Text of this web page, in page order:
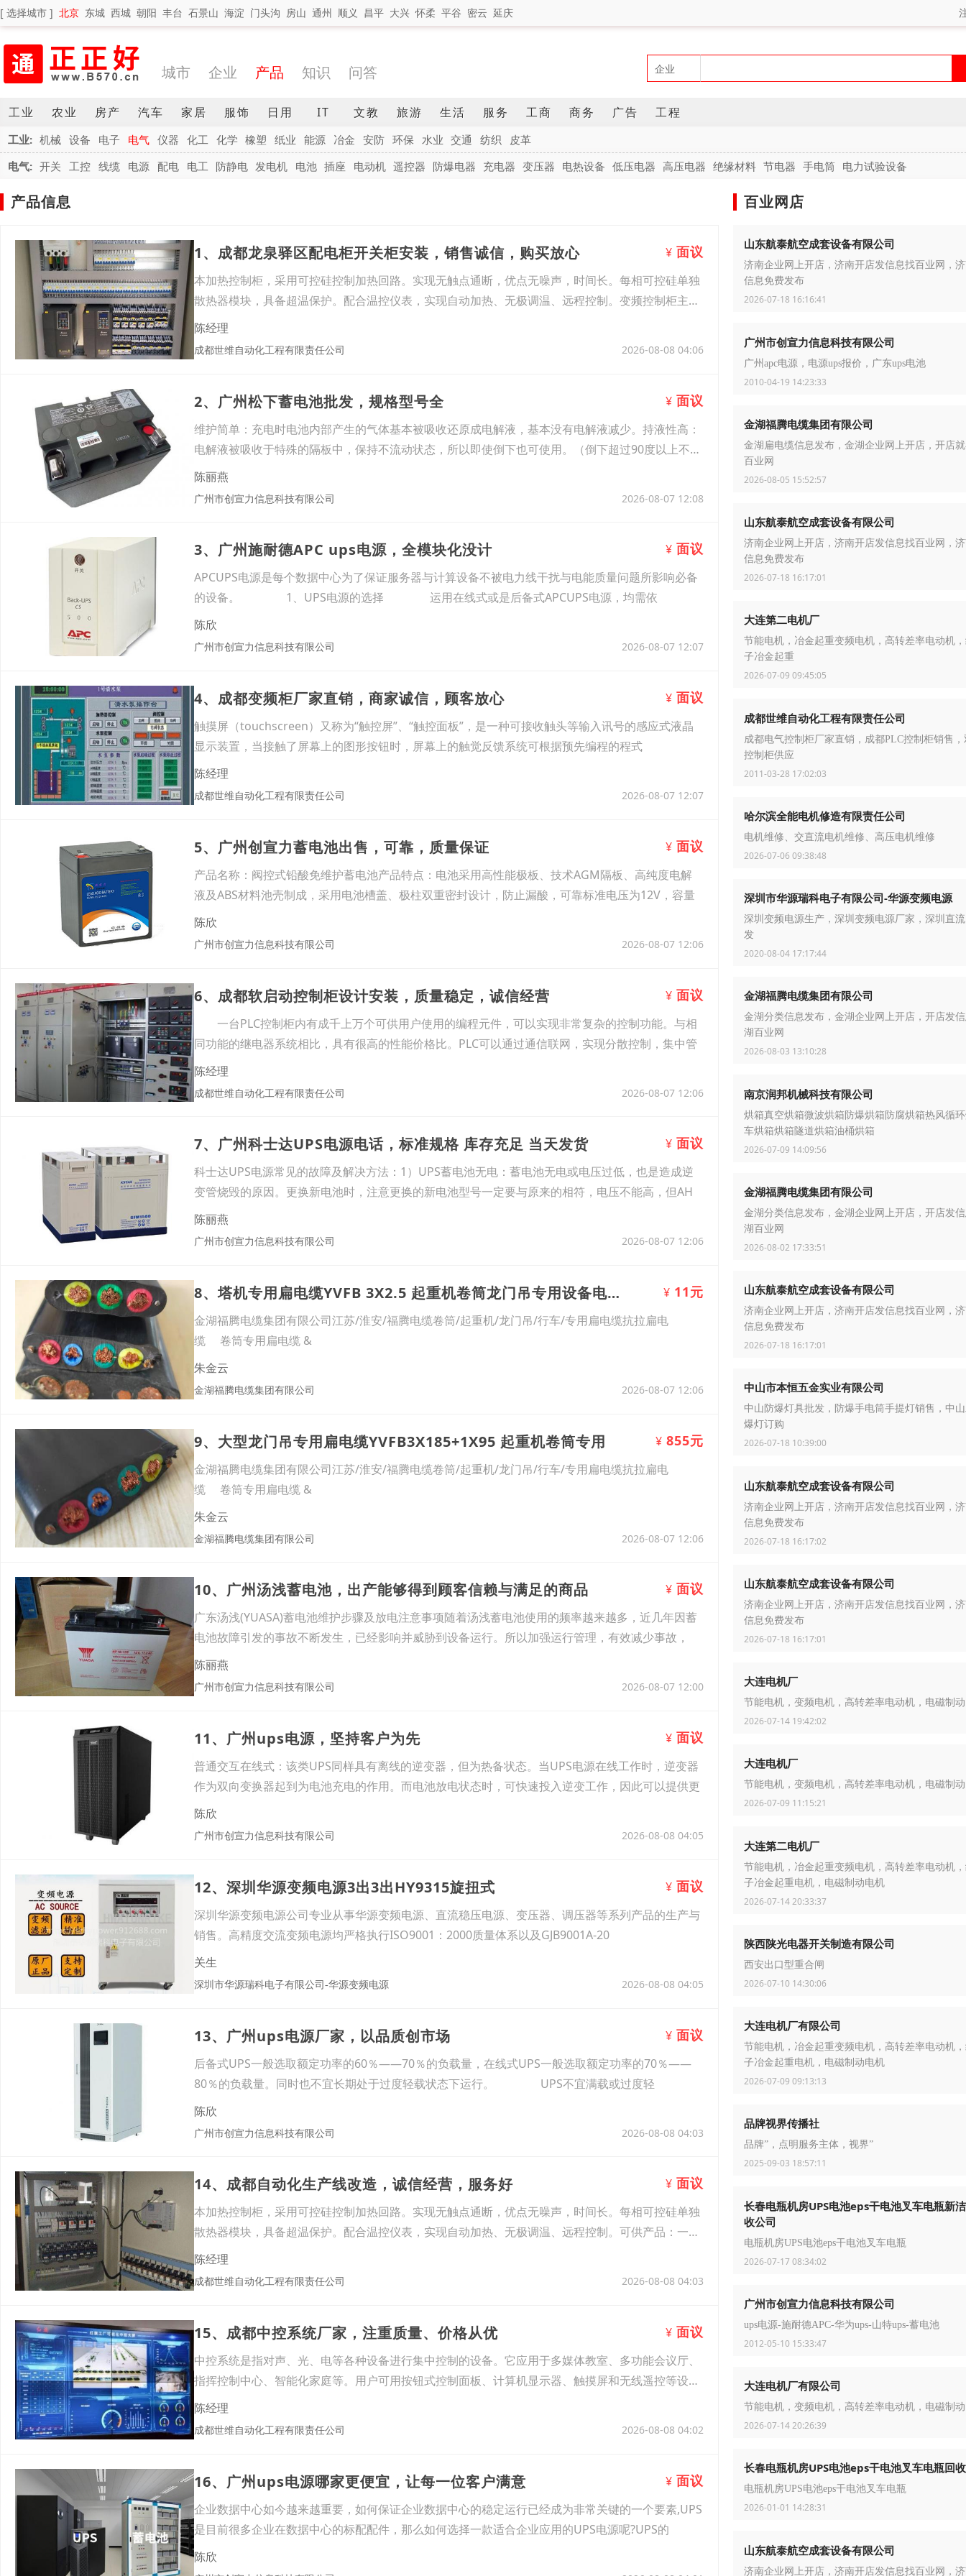
[ 选择城市 ] 北京 东城 西城 朝阳 丰台 石景山 海淀 门头沟 房山 通州 顺义 昌平 大兴 怀柔 平谷 密云 延庆
城市 企业 产品 知识 问答
工业 农业 房产 汽车 家居 服饰 日用 IT 文教 旅游 生活 服务 工商 商务 广告 工程
工业: 机械 设备 电子 电气 仪器 化工 化学 橡塑 纸业 能源 冶金 安防 环保 水业 交通 纺织
皮革
电气: 开关 工控 线缆 电源 配电 电工 防静电 发电机 电池 插座 电动机 遥控器 防爆电器 充电器 变压器 电热设备 低压电器 高压电器 绝缘材料 节电器 手电筒 电力试验设备
产品信息
1、成都龙泉驿区配电柜开关柜安装，销售诚信，购买放心 ¥ 面议
本加热控制柜，采用可控硅控制加热回路。实现无触点通断，优点无噪声，时间长。每相可控硅单独
散热器模块，具备超温保护。配合温控仪表，实现自动加热、无极调温、远程控制。变频控制柜主要
用于
陈经理
成都世维自动化工程有限责任公司 2026-08-08 04:06
2、广州松下蓄电池批发，规格型号全 ¥ 面议
维护简单：充电时电池内部产生的气体基本被吸收还原成电解液，基本没有电解液减少。持液性高：
电解液被吸收于特殊的隔板中，保持不流动状态，所以即使倒下也可使用。（倒下超过90度以上不能
使
陈丽燕
广州市创宣力信息科技有限公司 2026-08-07 12:08
3、广州施耐德APC ups电源，全模块化没计 ¥ 面议
APCUPS电源是每个数据中心为了保证服务器与计算设备不被电力线干扰与电能质量问题所影响必备
的设备。 1、UPS电源的选择 运用在线式或是后备式APCUPS电源，均需依
陈欣
广州市创宣力信息科技有限公司 2026-08-07 12:07
4、成都变频柜厂家直销，商家诚信，顾客放心 ¥ 面议
触摸屏（touchscreen）又称为“触控屏”、“触控面板”，是一种可接收触头等输入讯号的感应式液晶
显示装置，当接触了屏幕上的图形按钮时，屏幕上的触觉反馈系统可根据预先编程的程式
陈经理
成都世维自动化工程有限责任公司 2026-08-07 12:07
5、广州创宣力蓄电池出售，可靠，质量保证 ¥ 面议
产品名称：阀控式铅酸免维护蓄电池产品特点：电池采用高性能极板、技术AGM隔板、高纯度电解
液及ABS材料池壳制成，采用电池槽盖、极柱双重密封设计，防止漏酸，可靠标准电压为12V，容量
陈欣
广州市创宣力信息科技有限公司 2026-08-07 12:06
6、成都软启动控制柜设计安装，质量稳定，诚信经营 ¥ 面议
一台PLC控制柜内有成千上万个可供用户使用的编程元件，可以实现非常复杂的控制功能。与相
同功能的继电器系统相比，具有很高的性能价格比。PLC可以通过通信联网，实现分散控制，集中管
陈经理
成都世维自动化工程有限责任公司 2026-08-07 12:06
7、广州科士达UPS电源电话，标准规格 库存充足 当天发货 ¥ 面议
科士达UPS电源常见的故障及解决方法：1）UPS蓄电池无电：蓄电池无电或电压过低，也是造成逆
变管烧毁的原因。更换新电池时，注意更换的新电池型号一定要与原来的相符，电压不能高，但AH
陈丽燕
广州市创宣力信息科技有限公司 2026-08-07 12:06
8、塔机专用扁电缆YVFB 3X2.5 起重机卷筒龙门吊专用设备电缆 ¥ 11元
金湖福腾电缆集团有限公司江苏/淮安/福腾电缆卷筒/起重机/龙门吊/行车/专用扁电缆抗拉扁电
缆 卷筒专用扁电缆 &
朱金云
金湖福腾电缆集团有限公司 2026-08-07 12:06
9、大型龙门吊专用扁电缆YVFB3X185+1X95 起重机卷筒专用 ¥ 855元
金湖福腾电缆集团有限公司江苏/淮安/福腾电缆卷筒/起重机/龙门吊/行车/专用扁电缆抗拉扁电
缆 卷筒专用扁电缆 &
朱金云
金湖福腾电缆集团有限公司 2026-08-07 12:06
10、广州汤浅蓄电池，出产能够得到顾客信赖与满足的商品 ¥ 面议
广东汤浅(YUASA)蓄电池维护步骤及放电注意事项随着汤浅蓄电池使用的频率越来越多，近几年因蓄
电池故障引发的事故不断发生，已经影响并威胁到设备运行。所以加强运行管理，有效减少事故，
陈丽燕
广州市创宣力信息科技有限公司 2026-08-07 12:00
11、广州ups电源，坚持客户为先 ¥ 面议
普通交互在线式：该类UPS同样具有离线的逆变器，但为热备状态。当UPS电源在线工作时，逆变器
作为双向变换器起到为电池充电的作用。而电池放电状态时，可快速投入逆变工作，因此可以提供更
陈欣
广州市创宣力信息科技有限公司 2026-08-08 04:05
12、深圳华源变频电源3出3出HY9315旋扭式 ¥ 面议
深圳华源变频电源公司专业从事华源变频电源、直流稳压电源、变压器、调压器等系列产品的生产与
销售。高精度交流变频电源均严格执行ISO9001：2000质量体系以及GJB9001A-20
关生
深圳市华源瑞科电子有限公司-华源变频电源 2026-08-08 04:05
13、广州ups电源厂家，以品质创市场 ¥ 面议
后备式UPS一般选取额定功率的60％——70％的负载量，在线式UPS一般选取额定功率的70％——
80％的负载量。同时也不宜长期处于过度轻载状态下运行。 UPS不宜满载或过度轻
陈欣
广州市创宣力信息科技有限公司 2026-08-08 04:03
14、成都自动化生产线改造，诚信经营，服务好 ¥ 面议
本加热控制柜，采用可控硅控制加热回路。实现无触点通断，优点无噪声，时间长。每相可控硅单独
散热器模块，具备超温保护。配合温控仪表，实现自动加热、无极调温、远程控制。可供产品：一、
成都
陈经理
成都世维自动化工程有限责任公司 2026-08-08 04:03
15、成都中控系统厂家，注重质量、价格从优 ¥ 面议
中控系统是指对声、光、电等各种设备进行集中控制的设备。它应用于多媒体教室、多功能会议厅、
指挥控制中心、智能化家庭等。用户可用按钮式控制面板、计算机显示器、触摸屏和无线遥控等设
备，通
陈经理
成都世维自动化工程有限责任公司 2026-08-08 04:02
16、广州ups电源哪家更便宜，让每一位客户满意 ¥ 面议
企业数据中心如今越来越重要，如何保证企业数据中心的稳定运行已经成为非常关键的一个要素,UPS
是目前很多企业在数据中心的标配配件，那么如何选择一款适合企业应用的UPS电源呢?UPS的
陈欣
百业网店
山东航泰航空成套设备有限公司
济南企业网上开店，济南开店发信息找百业网，
信息免费发布
2026-07-18 16:16:41
广州市创宣力信息科技有限公司
广州apc电源，电源ups报价，广东ups电池
2010-04-19 14:23:33
金湖福腾电缆集团有限公司
金湖扁电缆信息发布，金湖企业网上开店，开店
百业网
2026-08-05 15:52:57
山东航泰航空成套设备有限公司
济南企业网上开店，济南开店发信息找百业网，
信息免费发布
2026-07-18 16:17:01
大连第二电机厂
节能电机，冶金起重变频电机，高转差率电动机
子冶金起重
2026-07-09 09:45:05
成都世维自动化工程有限责任公司
成都电气控制柜厂家直销，成都PLC控制柜销售
控制柜供应
2011-03-28 17:02:03
哈尔滨全能电机修造有限责任公司
电机维修、交直流电机维修、高压电机维修
2026-07-06 09:38:48
深圳市华源瑞科电子有限公司-华源变频电源
深圳变频电源生产，深圳变频电源厂家，深圳直
发
2020-08-04 17:17:44
金湖福腾电缆集团有限公司
金湖分类信息发布，金湖企业网上开店，开店发
湖百业网
2026-08-03 13:10:28
南京润邦机械科技有限公司
烘箱真空烘箱微波烘箱防爆烘箱防腐烘箱热风循
车烘箱烘箱隧道烘箱油桶烘箱
2026-07-09 14:09:56
金湖福腾电缆集团有限公司
金湖分类信息发布，金湖企业网上开店，开店发
湖百业网
2026-08-02 17:33:51
山东航泰航空成套设备有限公司
济南企业网上开店，济南开店发信息找百业网，
信息免费发布
2026-07-18 16:17:01
中山市本恒五金实业有限公司
中山防爆灯具批发，防爆手电筒手提灯销售，中
爆灯订购
2026-07-18 10:39:00
山东航泰航空成套设备有限公司
济南企业网上开店，济南开店发信息找百业网，
信息免费发布
2026-07-18 16:17:02
山东航泰航空成套设备有限公司
济南企业网上开店，济南开店发信息找百业网，
信息免费发布
2026-07-18 16:17:01
大连电机厂
节能电机，变频电机，高转差率电动机，电磁制
2026-07-14 19:42:02
大连电机厂
节能电机，变频电机，高转差率电动机，电磁制
2026-07-09 11:15:21
大连第二电机厂
节能电机，冶金起重变频电机，高转差率电动机
子冶金起重电机，电磁制动电机
2026-07-14 20:33:37
陕西陕光电器开关制造有限公司
西安出口型重合闸
2026-07-10 14:30:06
大连电机厂有限公司
节能电机，冶金起重变频电机，高转差率电动机
子冶金起重电机，电磁制动电机
2026-07-09 09:13:13
品牌视界传播社
品牌”，点明服务主体，视界”
2025-09-03 18:57:11
长春电瓶机房UPS电池eps干电池叉车电瓶新
收公司
电瓶机房UPS电池eps干电池叉车电瓶
2026-07-17 08:34:02
广州市创宣力信息科技有限公司
ups电源-施耐德APC-华为ups-山特ups-蓄电池
2012-05-10 15:33:47
大连电机厂有限公司
节能电机，变频电机，高转差率电动机，电磁制
2026-07-14 20:26:39
长春电瓶机房UPS电池eps干电池叉车电瓶回收
电瓶机房UPS电池eps干电池叉车电瓶
2026-01-01 14:28:31
山东航泰航空成套设备有限公司
济南企业网上开店，济南开店发信息找百业网，